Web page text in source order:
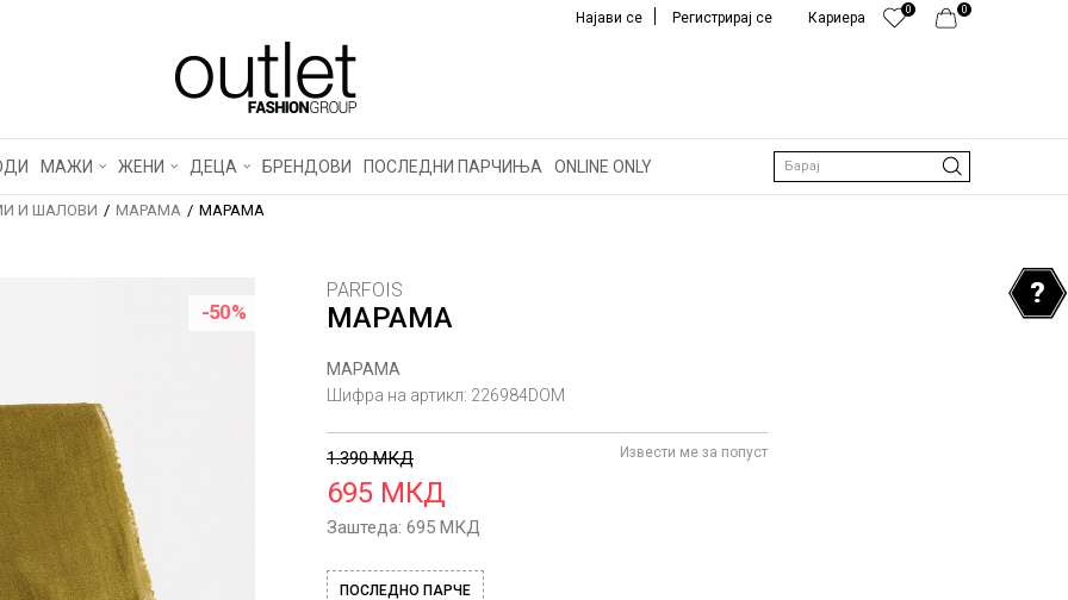
0
0
Кариера
Најави се Регистрирај се
МАЖИ ЖЕНИ ДЕЦА БРЕНДОВИ ПОСЛЕДНИ ПАРЧИЊА ONLINE ONLY Барај
И ШАЛОВИ МАРАМА МАРАМА
-50%
PARFOIS
МАРАМА
МАРАМА
Шифра на артикл: 226984DOM
1.390 МКД
695 МКД
Заштеда: 695 МКД
Извести ме за попуст
ПОСЛЕДНО ПАРЧЕ